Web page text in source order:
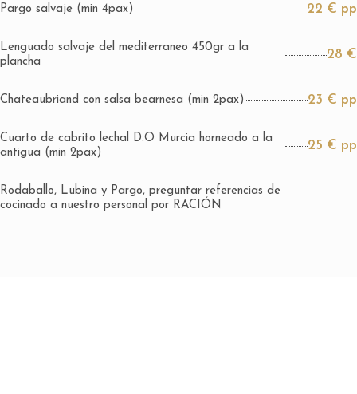
Pargo salvaje (min 4pax) 22 € pp
Lenguado salvaje del mediterraneo 450gr a la
plancha
28 €
Chateaubriand con salsa bearnesa (min 2pax) 23 € pp
Cuarto de cabrito lechal D.O Murcia horneado a la
antigua (min 2pax)
25 € pp
Rodaballo, Lubina y Pargo, preguntar referencias de
cocinado a nuestro personal por RACIÓN